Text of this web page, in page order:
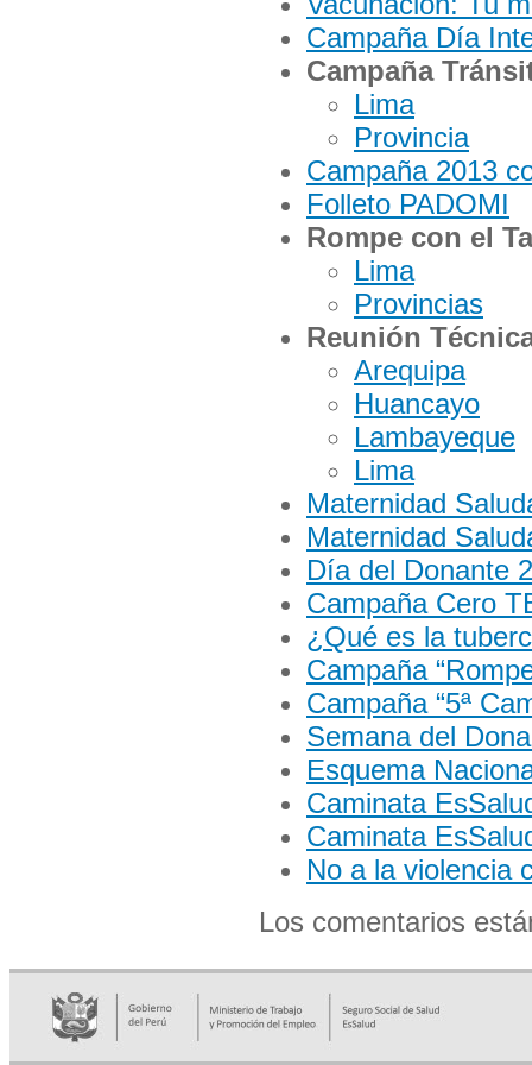
Campaña Día
Campaña
Lima
Provincia
Campaña 2013
Folleto PADOMI
Rompe con el
Lima
Provincias
Reunión
Arequipa
Huancayo
Lambayeque
Lima
Maternidad
Maternidad
Día del Donante
Campaña Cero
¿Qué es la
Campaña
Campaña “5ª
Semana del
Esquema
Caminata
Caminata
No a la violencia
Los comentarios